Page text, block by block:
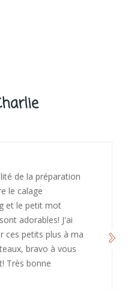
de la préparation
le calage
et le petit mot
adorables! J'ai
ces petits plus à ma
bravo à vous
Très bonne